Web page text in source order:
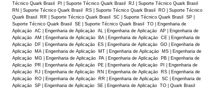
Técnico Quark Brasil PI | Suporte Técnico Quark Brasil RJ | Suporte Técnico Quark Brasil
RN | Suporte Técnico Quark Brasil RS | Suporte Técnico Quark Brasil RO | Suporte Técnico
Quark Brasil RR | Suporte Técnico Quark Brasil SC | Suporte Técnico Quark Brasil SP |
Suporte Técnico Quark Brasil SE | Suporte Técnico Quark Brasil TO | Engenharia de
Aplicaçāo AC | Engenharia de Aplicaçāo AL | Engenharia de Aplicaçāo AP | Engenharia de
Aplicaçāo AM | Engenharia de Aplicaçāo BA | Engenharia de Aplicaçāo CE | Engenharia de
Aplicaçāo DF | Engenharia de Aplicaçāo ES | Engenharia de Aplicaçāo GO | Engenharia de
Aplicaçāo MA | Engenharia de Aplicaçāo MT | Engenharia de Aplicaçāo MS | Engenharia de
Aplicaçāo MG | Engenharia de Aplicaçāo PA | Engenharia de Aplicaçāo PB | Engenharia de
Aplicaçāo PR | Engenharia de Aplicaçāo PE | Engenharia de Aplicaçāo PI | Engenharia de
Aplicaçāo RJ | Engenharia de Aplicaçāo RN | Engenharia de Aplicaçāo RS | Engenharia de
Aplicaçāo RO | Engenharia de Aplicaçāo RR | Engenharia de Aplicaçāo SC | Engenharia de
Aplicaçāo SP | Engenharia de Aplicaçāo SE | Engenharia de Aplicaçāo TO | Quark Brasil